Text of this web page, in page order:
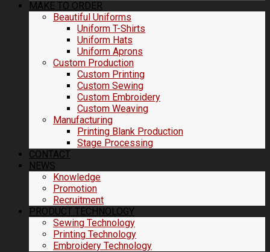
MAKE TO ORDER
Beautiful Uniforms
Uniform T-Shirts
Uniform Hats
Uniform Aprons
Custom Production
Custom Printing
Custom Sewing
Custom Embroidery
Custom Weaving
Manufacturing
Printing Blank Production
Stage Processing
CONTACT
NEWS
Knowledge
Promotion
Recruitment
PRODUCT TECHNOLOGY
Sewing Technology
Printing Technology
Embroidery Technology